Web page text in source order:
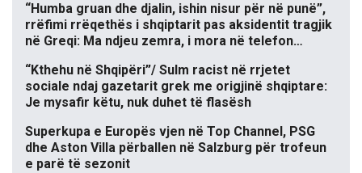
“Humba gruan dhe djalin, ishin nisur për në punë”,
rrëfimi rrëqethës i shqiptarit pas aksidentit tragjik
në Greqi: Ma ndjeu zemra, i mora në telefon…
“Kthehu në Shqipëri”/ Sulm racist në rrjetet
sociale ndaj gazetarit grek me origjinë shqiptare:
Je mysafir këtu, nuk duhet të flasësh
Superkupa e Europës vjen në Top Channel, PSG
dhe Aston Villa përballen në Salzburg për trofeun
e parë të sezonit